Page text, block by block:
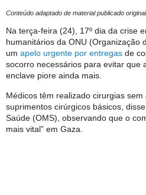
Conteúdo adaptado de material publicado
Na terça-feira (24), 17º dia da crise
humanitários da ONU (Organização
um apelo urgente por entregas de
socorro necessários para evitar que
enclave piore ainda mais.
Médicos têm realizado cirurgias
suprimentos cirúrgicos básicos,
Saúde (OMS), observando que o
mais vital” em Gaza.